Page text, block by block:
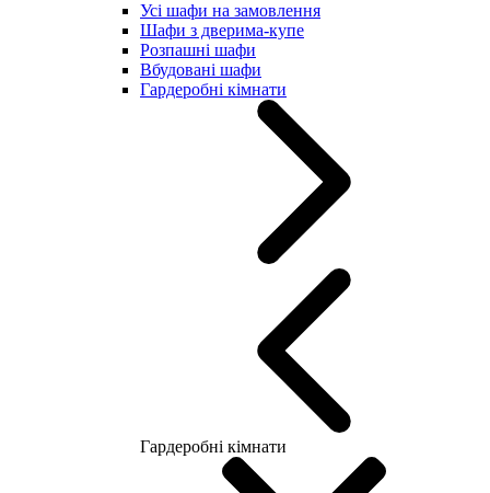
Усі шафи на замовлення
Шафи з дверима-купе
Розпашні шафи
Вбудовані шафи
Гардеробні кімнати
Гардеробні кімнати